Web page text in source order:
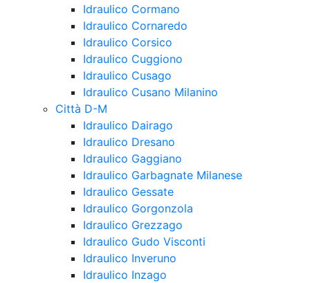
Idraulico Cormano
Idraulico Cornaredo
Idraulico Corsico
Idraulico Cuggiono
Idraulico Cusago
Idraulico Cusano Milanino
Città D-M
Idraulico Dairago
Idraulico Dresano
Idraulico Gaggiano
Idraulico Garbagnate Milanese
Idraulico Gessate
Idraulico Gorgonzola
Idraulico Grezzago
Idraulico Gudo Visconti
Idraulico Inveruno
Idraulico Inzago